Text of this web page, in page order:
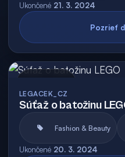
Ukončené 21. 3. 2024
Pozrieť
LEGACEK_CZ
Súťaž o batožinu
Fashion & Beauty
Ukončené 20. 3. 2024